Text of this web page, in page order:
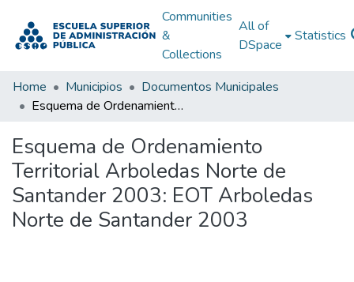
Communities
&
Collections
All of
DSpace
Statistics
Home Municipios
Documentos Municipales
Esquema de Ordenamiento Territorial Arboledas Norte de Santander 2003: EOT Arboledas Norte de Santander 2003
Esquema de Ordenamiento
Territorial Arboledas Norte de
Santander 2003: EOT Arboledas
Norte de Santander 2003